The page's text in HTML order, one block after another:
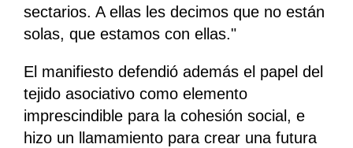
sectarios. A ellas les decimos que no están
solas, que estamos con ellas."
El manifiesto defendió además el papel del
tejido asociativo como elemento
imprescindible para la cohesión social, e
hizo un llamamiento para crear una futura